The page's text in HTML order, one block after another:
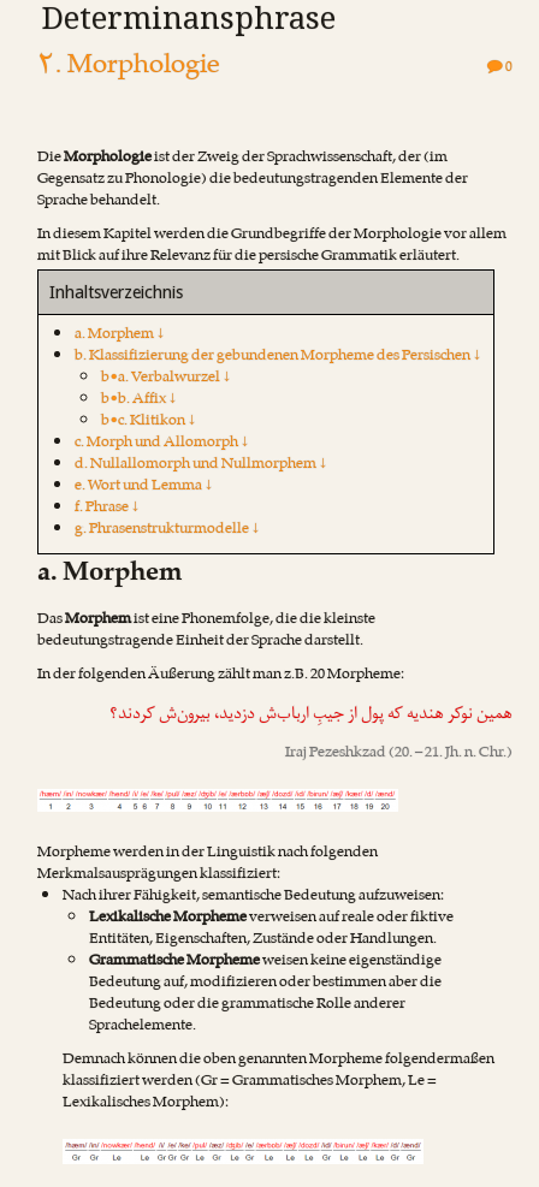
Determinansphrase
۲. Morphologie 0
DieMorphologieist der Zweig der Sprachwissenschaft, der (im
Gegensatz zu Phonologie) die bedeutungstragenden Elemente der
Sprache behandelt.
In diesem Kapitel werden die Grundbegriffe der Morphologie vor allem
mit Blick auf ihre Relevanz für die persische Grammatik erläutert.
Inhaltsverzeichnis
a. Morphem ↓
b. Klassifizierung der gebundenen Morpheme des Persischen ↓
b•a. Verbalwurzel ↓
b•b. Affix ↓
b•c. Klitikon ↓
c. Morph und Allomorph ↓
d. Nullallomorph und Nullmorphem ↓
e. Wort und Lemma ↓
f. Phrase ↓
g. Phrasenstrukturmodelle ↓
a. Morphem
DasMorphemist eine Phonemfolge, die die kleinste
bedeutungstragende Einheit der Sprache darstellt.
In der folgenden Äußerung zählt man z.B. 20 Morpheme:
همین نوکر هندیه که پول از جیبِ ارباب‌ش دزدید، بیرون‌ش کردند؟
Iraj Pezeshkzad(20. – 21. Jh. n. Chr.)
Morpheme werden in der Linguistik nach folgenden
Merkmalsausprägungen klassifiziert:
Nach ihrer Fähigkeit, semantische Bedeutung aufzuweisen:
Lexikalische Morphemeverweisen auf reale oder fiktive
Entitäten, Eigenschaften, Zustände oder Handlungen.
Grammatische Morphemeweisen keine eigenständige
Bedeutung auf, modifizieren oder bestimmen aber die
Bedeutung oder die grammatische Rolle anderer
Sprachelemente.
Demnach können die oben genannten Morpheme folgendermaßen
klassifiziert werden (Gr = Grammatisches Morphem, Le =
Lexikalisches Morphem):